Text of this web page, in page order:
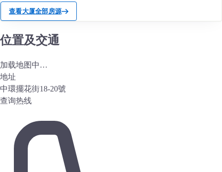
查看大厦全部房源
位置及交通
加载地图中…
地址
中環擺花街18-20號
查询热线